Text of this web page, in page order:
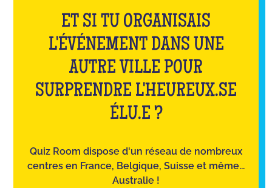
ET SI TU ORGANISAIS
L'ÉVÉNEMENT DANS UNE
AUTRE VILLE POUR
SURPRENDRE L'HEUREUX.SE
ÉLU.E ?
Quiz Room dispose d'un réseau de nombreux
centres en France, Belgique, Suisse et même...
Australie !